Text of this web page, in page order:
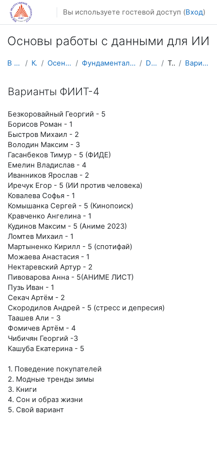
Перейти к основному содержанию
Вы используете гостевой доступ (Вход)
Основы работы с данными для ИИ
В начало Курсы Осенний семестр Фундаментальная информатика и ИТ DataSc101 Тема 4 Варианты ФИИТ-4
Варианты ФИИТ-4
Безкоровайный Георгий - 5
Борисов Роман - 1
Быстров Михаил - 2
Володин Максим - 3
Гасанбеков Тимур - 5 (ФИДЕ)
Емелин Владислав - 4
Иванников Ярослав - 2
Иречук Егор - 5 (ИИ против человека)
Ковалева Софья - 1
Комышанка Сергей - 5 (Кинопоиск)
Кравченко Ангелина - 1
Кудинов Максим - 5 (Аниме 2023)
Ломтев Михаил - 1
Мартыненко Кирилл - 5 (спотифай)
Можаева Анастасия - 1
Нектаревский Артур - 2
Пивоварова Анна - 5(АНИМЕ ЛИСТ)
Пузь Иван - 1
Секач Артём - 2
Скородилов Андрей - 5 (стресс и депресия)
Таашев Али - 3
Фомичев Артём - 4
Чибичян Георгий -3
Кашуба Екатерина - 5
1. Поведение покупателей
2. Модные тренды зимы
3. Книги
4. Сон и образ жизни
5. Свой вариант